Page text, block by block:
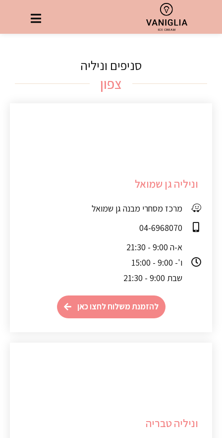
סניפים וניליה
צפון
וניליה גן שמואל
מרכז מסחרי מבנה גן שמואל
04-6968070
א-ה 9:00 - 21:30
ו'- 9:00 - 15:00
שבת 9:00 - 21:30
להזמנת משלוח לחצו כאן
וניליה טבריה